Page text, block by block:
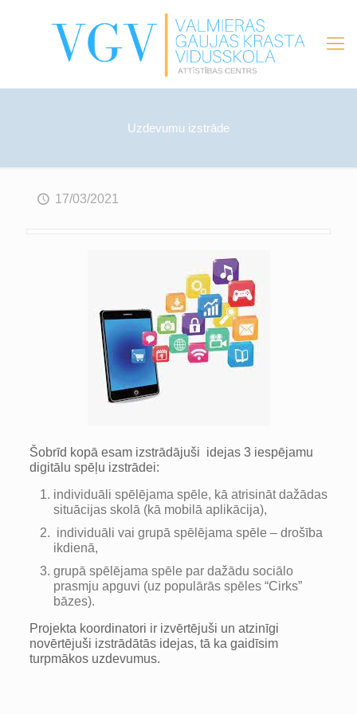
Uzdevumu izstrāde
17/03/2021
Šobrīd kopā esam izstrādājuši idejas 3 iespējamu
digitālu spēļu izstrādei:
individuāli spēlējama spēle, kā atrisināt dažādas
situācijas skolā (kā mobilā aplikācija),
individuāli vai grupā spēlējama spēle – drošība
ikdienā,
grupā spēlējama spēle par dažādu sociālo
prasmju apguvi (uz populārās spēles “Cirks”
bāzes).
Projekta koordinatori ir izvērtējuši un atzinīgi
novērtējuši izstrādātās idejas, tā ka gaidīsim
turpmākos uzdevumus.